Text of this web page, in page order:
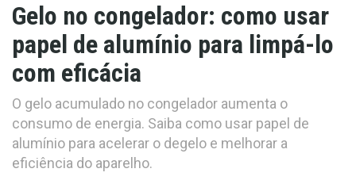
Gelo no congelador: como usar
papel de alumínio para limpá-lo
com eficácia
O gelo acumulado no congelador aumenta o
consumo de energia. Saiba como usar papel de
alumínio para acelerar o degelo e melhorar a
eficiência do aparelho.